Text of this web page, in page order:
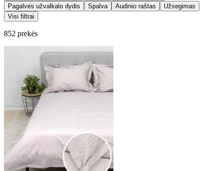
Pagalvės užvalkalo dydis
Spalva Audinio raštas
Užsegimas
Visi filtrai
852 prekės